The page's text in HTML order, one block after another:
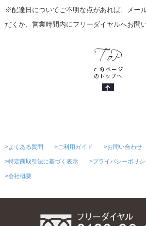
※配達日についてご不明な点があれば、メー
だくか、営業時間内にフリーダイヤルへお問
>よくある質問 >ご利用ガイド >お問い合わせ
>特定商取引法に基づく表示 >プライバシーポリシ
>会社概要